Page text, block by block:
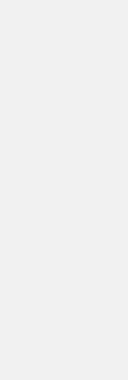
Življenjsko delo
Lawrencea
stoletja. Pomen
podkrepi tudi dejstvo,
leta 1948 v
pozabili prefinjenih
drevnine, pa
vseh koncev sveta.
Na starem posestvu
imenitnimi topiariji,
najbolj cenjenih in
časa. Tom Stuart-
vrtov širom sveta,
kar devetimi zlatimi
Flower Show. Ta
bomo imeli
Najbrž ni vrtoljubca
za dišeče angleške